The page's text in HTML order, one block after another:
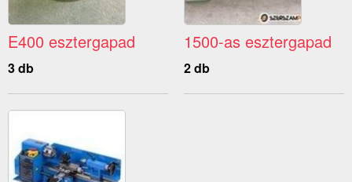
E400 esztergapad
3 db
1500-as esztergapad
2 db